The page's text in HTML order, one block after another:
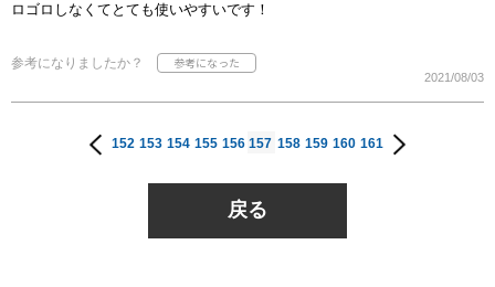
ロゴロしなくてとても使いやすいです！
参考になりましたか？
2021/08/03
152 153 154 155 156 157 158 159 160 161
戻る